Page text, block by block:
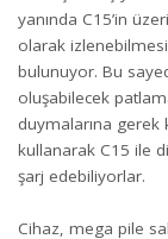
yanında C15’in
olarak
bulunuyor. Bu
oluşabilecek
duymalarına gerek
kullanarak C15 ile
şarj edebiliyorlar.
Cihaz, mega pile